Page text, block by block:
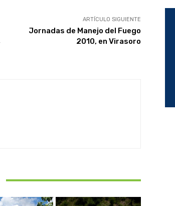
ARTÍCULO SIGUIENTE
Jornadas de Manejo del Fuego
2010, en Virasoro